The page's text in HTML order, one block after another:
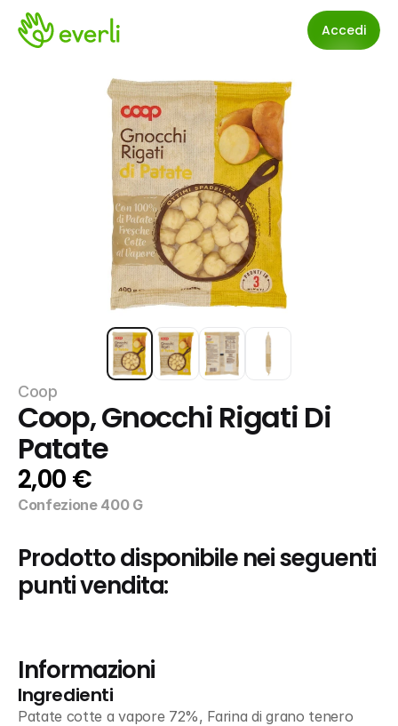
Accedi
Coop
Coop, Gnocchi Rigati Di
Patate
2,00 €
Confezione 400 G
Prodotto disponibile nei seguenti
punti vendita:
Informazioni
Ingredienti
Patate cotte a vapore 72%, Farina di grano tenero